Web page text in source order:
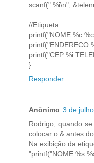
scanf(" %i\n",
//Etiqueta
printf("NOME:%c
printf("CEP:%i
}
Responder
Anônimo 3 de
Rodrigo, quando
colocar o & antes
Na exibição da
"printf("NOME:%s